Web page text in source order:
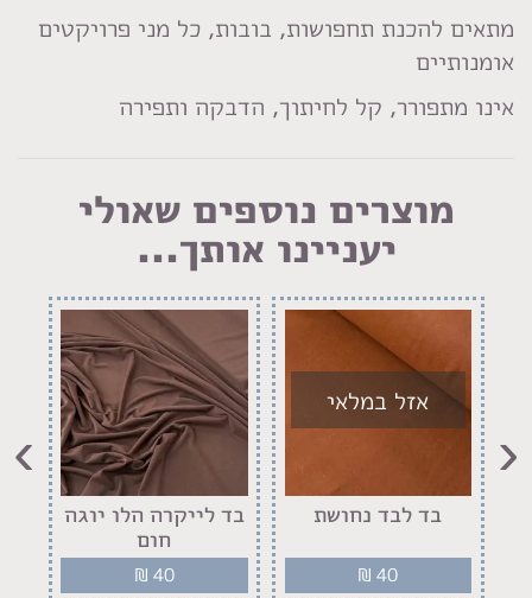
מתאים להכנת תחפושות, בובות, כל מני פרויקטים
אומנותיים
אינו מתפורר, קל לחיתוך, הדבקה ותפירה
מוצרים נוספים שאולי
יעניינו אותך...
אזל במלאי
בד לבד נחושת
₪ 40
בד לייקרה הלו יוגה
חום
₪ 40
‹
›